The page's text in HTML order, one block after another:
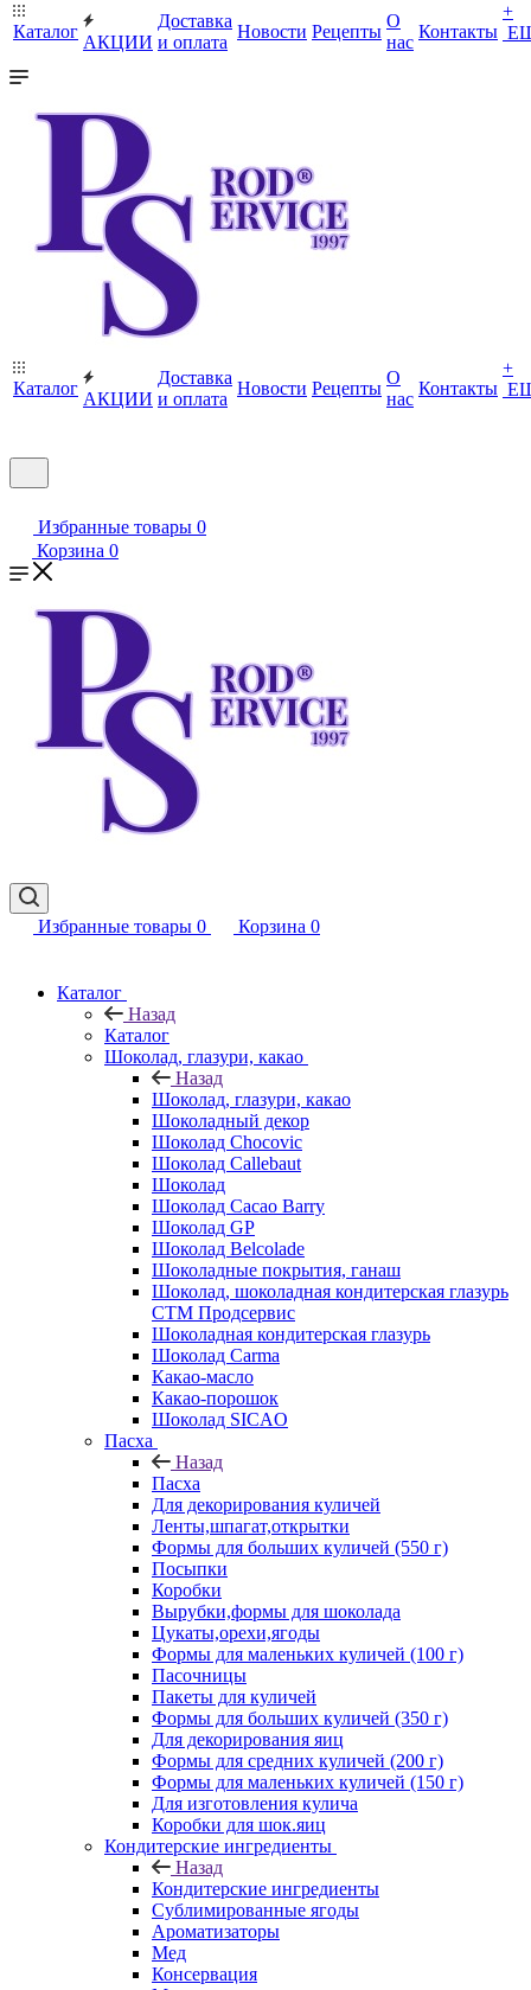
Каталог
АКЦИИ
Доставка
и оплата
Новости Рецепты
О
нас
Контакты
+
Каталог
АКЦИИ
Доставка
и оплата
Новости Рецепты
О
нас
Контакты
+
Избранные товары 0
Корзина 0
Избранные товары 0 Корзина 0
Каталог
Назад
Каталог
Шоколад, глазури, какао
Назад
Шоколад, глазури, какао
Шоколадный декор
Шоколад Chocovic
Шоколад Callebaut
Шоколад
Шоколад Cacao Barry
Шоколад GP
Шоколад Belcolade
Шоколадные покрытия, ганаш
Шоколад, шоколадная кондитерская глазурь
СТМ Продсервис
Шоколадная кондитерская глазурь
Шоколад Carma
Какао-масло
Какао-порошок
Шоколад SICAO
Пасха
Назад
Пасха
Для декорирования куличей
Ленты,шпагат,открытки
Формы для больших куличей (550 г)
Посыпки
Коробки
Вырубки,формы для шоколада
Цукаты,орехи,ягоды
Формы для маленьких куличей (100 г)
Пасочницы
Пакеты для куличей
Формы для больших куличей (350 г)
Для декорирования яиц
Формы для средних куличей (200 г)
Формы для маленьких куличей (150 г)
Для изготовления кулича
Коробки для шок.яиц
Кондитерские ингредиенты
Назад
Кондитерские ингредиенты
Сублимированные ягоды
Ароматизаторы
Мед
Консервация